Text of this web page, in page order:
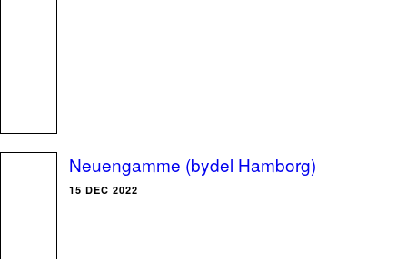
Neuengamme (bydel Hamborg)
15 DEC 2022